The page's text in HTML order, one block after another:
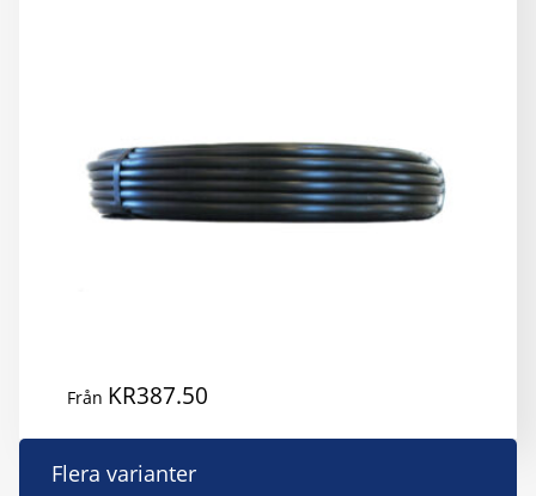
Från 387.50
KR
Flera varianter